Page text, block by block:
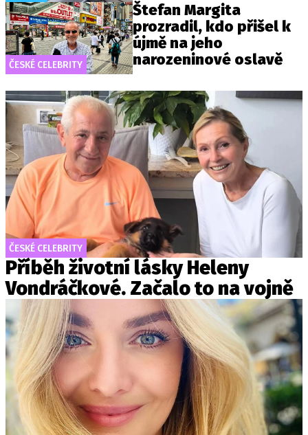
ČESKÉ CELEBRITY
Štefan Margita
prozradil, kdo přišel k
újmě na jeho
narozeninové oslavě
ČESKÉ CELEBRITY
Příběh životní lásky Heleny
Vondráčkové. Začalo to na vojně